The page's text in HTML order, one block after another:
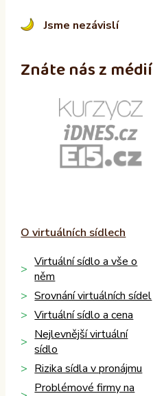
Jsme nezávislí
Znáte nás z médií
O virtuálních sídlech
Virtuální sídlo a vše o
něm
Srovnání virtuálních sídel
Virtuální sídlo a cena
Nejlevnější virtuální
sídlo
Rizika sídla v pronájmu
Problémové firmy na